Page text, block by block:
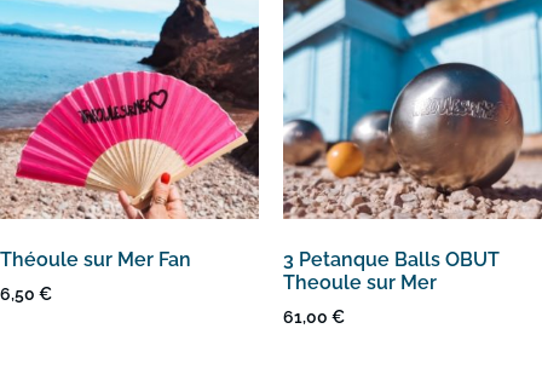
Théoule sur Mer Fan
6,50 €
3 Petanque Balls OBUT
Theoule sur Mer
61,00 €